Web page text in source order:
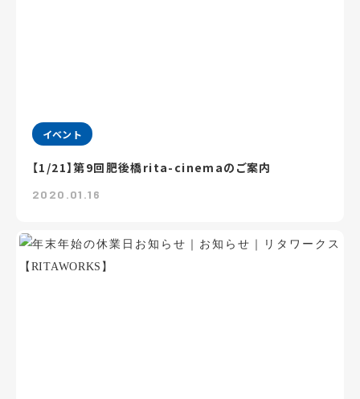
イベント
【1/21】第9回肥後橋rita-cinemaのご案内
2020.01.16